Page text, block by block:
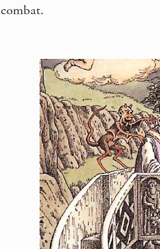
combat.